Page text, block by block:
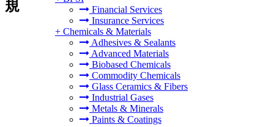
Financial Services
Insurance Services
+ Chemicals & Materials
Adhesives & Sealants
Advanced Materials
Biobased Chemicals
Commodity Chemicals
Glass Ceramics & Fibers
Industrial Gases
Metals & Minerals
Paints & Coatings
規